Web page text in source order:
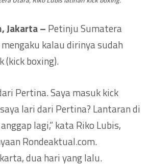
Jakarta – Petinju Sumatera
kalau dirinya sudah
(kick boxing).
Pertina. Saya masuk kick
lari dari Pertina? Lantaran di
lagi,” kata Riko Lubis,
Rondeaktual.com.
dua hari yang lalu.